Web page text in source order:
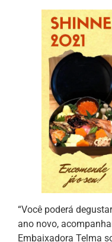
“Você poderá
ano novo,
Embaixadora Telma